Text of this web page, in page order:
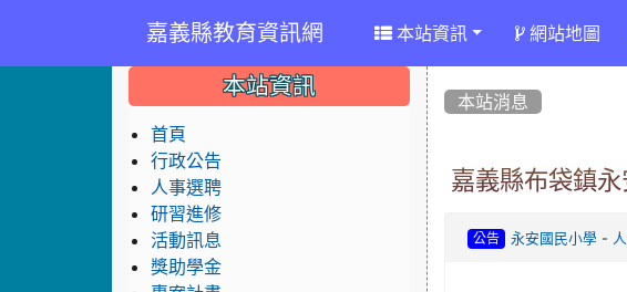
嘉義縣教育資訊網 本站資訊 網站地圖
本站消息
嘉義縣布袋鎮
公告 永安國民小學 -
::: 本站資訊
首頁
行政公告
人事選聘
研習進修
活動訊息
獎助學金